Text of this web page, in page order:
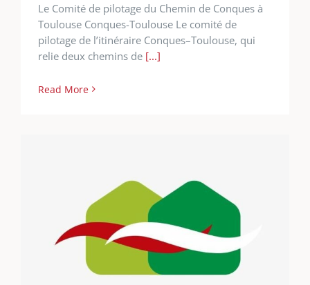
Le Comité de pilotage du Chemin de Conques à
Toulouse Conques-Toulouse Le comité de
pilotage de l’itinéraire Conques–Toulouse, qui
relie deux chemins de [...]
Read More